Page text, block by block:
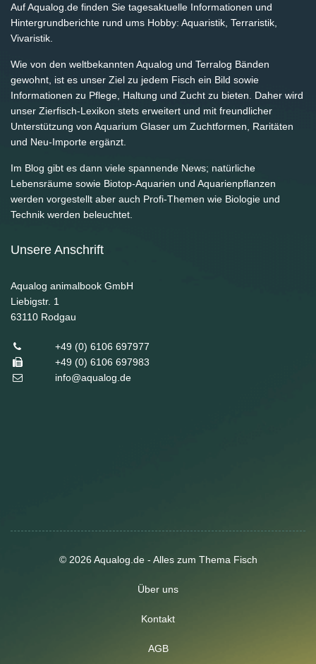
Auf Aqualog.de finden Sie tagesaktuelle Informationen und
Hintergrundberichte rund ums Hobby: Aquaristik, Terraristik,
Vivaristik.
Wie von den weltbekannten Aqualog und Terralog Bänden
gewohnt, ist es unser Ziel zu jedem Fisch ein Bild sowie
Informationen zu Pflege, Haltung und Zucht zu bieten. Daher wird
unser Zierfisch-Lexikon stets erweitert und mit freundlicher
Unterstützung von Aquarium Glaser um Zuchtformen, Raritäten
und Neu-Importe ergänzt.
Im Blog gibt es dann viele spannende News; natürliche
Lebensräume sowie Biotop-Aquarien und Aquarienpflanzen
werden vorgestellt aber auch Profi-Themen wie Biologie und
Technik werden beleuchtet.
Unsere Anschrift
Aqualog animalbook GmbH
Liebigstr. 1
63110 Rodgau
+49 (0) 6106 697977
+49 (0) 6106 697983
info@aqualog.de
© 2026 Aqualog.de - Alles zum Thema Fisch
Über uns
Kontakt
AGB